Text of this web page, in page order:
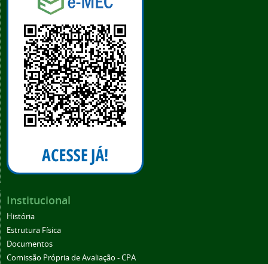
Institucional
História
Estrutura Física
Documentos
Comissão Própria de Avaliação - CPA